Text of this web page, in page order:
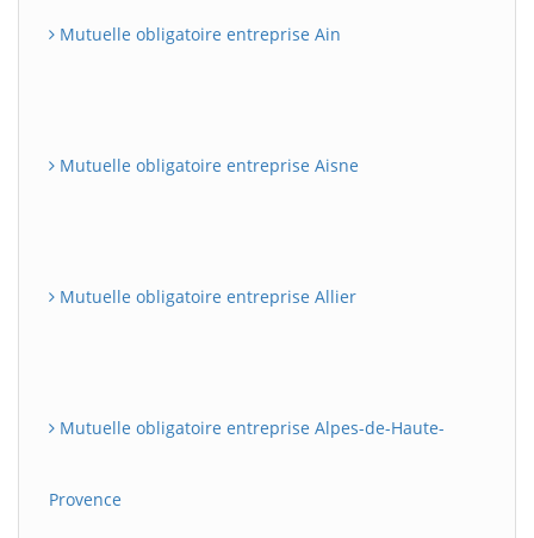
Mutuelle obligatoire entreprise Ain
Mutuelle obligatoire entreprise Aisne
Mutuelle obligatoire entreprise Allier
Mutuelle obligatoire entreprise Alpes-de-Haute-
Provence